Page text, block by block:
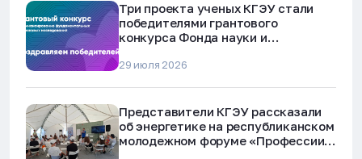
Три проекта ученых КГЭУ стали
победителями грантового
конкурса Фонда науки и
29 июля 2026
Представители КГЭУ рассказали
об энергетике на республиканском
молодежном форуме «Профессии